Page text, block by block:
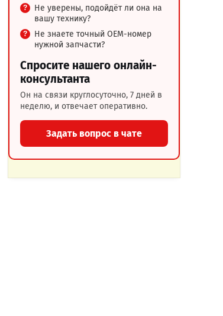
Не уверены, подойдёт ли она на
вашу технику?
Не знаете точный OEM-номер
нужной запчасти?
Спросите нашего онлайн-
консультанта
Он на связи круглосуточно, 7 дней в
неделю, и отвечает оперативно.
Задать вопрос в чате